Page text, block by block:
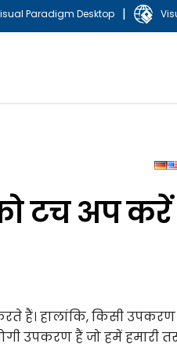
Paradigm Desktop |
टच अप करें
हैं। हालांकि, किसी उपकरण
उपकरण हैं जो हमें हमारी